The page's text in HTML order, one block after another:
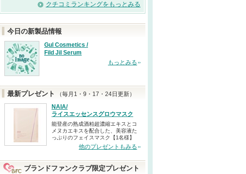
クチコミランキングをもっとみる
今日の新製品情報
Gul Cosmetics /
Fild Jil Serum
もっとみる
最新プレゼント
（毎月1・9・17・24日更新）
NAIA/
ライスエッセンスグロウマスク
能登産の熟成酒粕超濃縮エキスとコ
メヌカエキスを配合した、美容液た
っぷりのフェイスマスク【1名様】
他のプレゼントもみる
ブランドファンクラブ限定プレゼント